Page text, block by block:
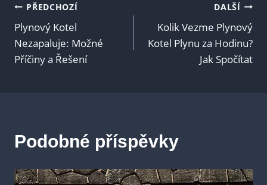
Navigace
pro
příspěvek
PŘEDCHOZÍ
Plynový Kotel
Nezapaluje: Možné
Příčiny a Řešení
DALŠÍ
Kolik Vezme Plynový
Kotel Plynu za Hodinu?
Jak Spočítat
Podobné příspěvky